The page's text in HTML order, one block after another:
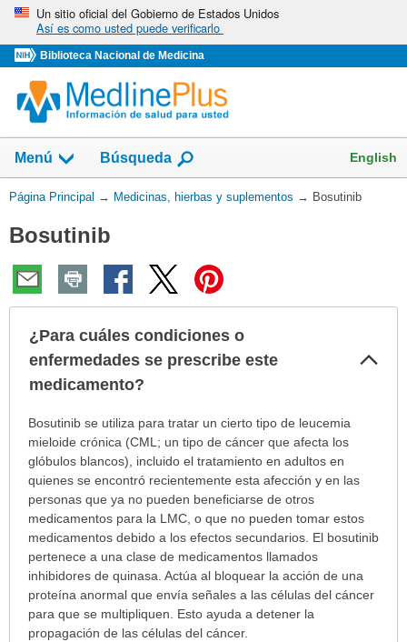
Omita
vaya
al
Contenido
Un sitio oficial del Gobierno de Estados Unidos
Así es como usted puede verificarlo
Biblioteca Nacional de Medicina
Menú
Mostrar
campo
de
Búsqueda English
Usted
aquí:
Página Principal → Medicinas, hierbas y suplementos → Bosutinib
Bosutinib
¿Para cuáles condiciones o
enfermedades se prescribe este
medicamento?
¿Para
cuáles
condiciones
enfermedades
prescribe
este
medicamento?
sido
extendido.
Bosutinib se utiliza para tratar un cierto tipo de leucemia
mieloide crónica (CML; un tipo de cáncer que afecta los
glóbulos blancos), incluido el tratamiento en adultos en
quienes se encontró recientemente esta afección y en las
personas que ya no pueden beneficiarse de otros
medicamentos para la LMC, o que no pueden tomar estos
medicamentos debido a los efectos secundarios. El bosutinib
pertenece a una clase de medicamentos llamados
inhibidores de quinasa. Actúa al bloquear la acción de una
proteína anormal que envía señales a las células del cáncer
para que se multipliquen. Esto ayuda a detener la
propagación de las células del cáncer.